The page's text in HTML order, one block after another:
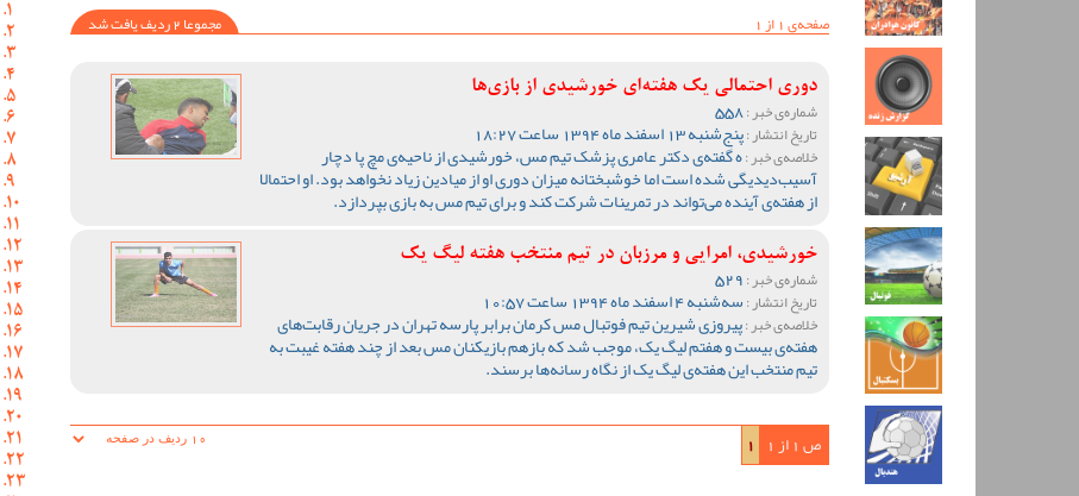
صفحه‌ی 1 از 1
مجموعا 2 ردیف یافت شد
دوری احتمالی یک هفته‌ای خورشیدی از بازی‌ها
شماره‌ی خبر :558
تاریخ انتشار :پنج‌شنبه 13 اسفند ماه 1394 ساعت 18:27
خلاصه‌ی خبر :ه گفته‌ی دکتر عامری پزشک تیم مس، خورشیدی از ناحیه‌ی مچ پا دچار
آسیب‌دیدیگی شده است اما خوشبختانه میزان دوری او از میادین زیاد نخواهد بود. او احتمالا
از هفته‌ی آینده می‌تواند در تمرینات شرکت کند و برای تیم مس به بازی بپردازد.
خورشیدی، امرایی و مرزبان در تیم منتخب هفته لیگ یک
شماره‌ی خبر :
تاریخ انتشار :سه‌شنبه 4 اسفند ماه 1394 ساعت 10:57
خلاصه‌ی خبر :پیروزی شیرین تیم فوتبال مس کرمان برابر پارسه تهران در جریان رقابت‌های
هفته‌ی بیست و هفتم لیگ یک، موجب شد که بازهم بازیکنان مس بعد از چند هفته غیبت به
تیم منتخب این هفته‌ی لیگ یک از نگاه رسانه‌ها برسند.
ص 1 از 1 1